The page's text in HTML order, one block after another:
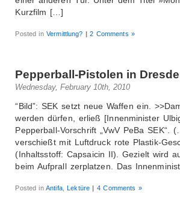
Kurzfilm […]
Posted inVermittlung? | 2 Comments »
Pepperball-Pistolen in
Wednesday, February 10th, 2010
“Bild”: SEK setzt neue Waffen ein.
werden dürfen, erließ [Innenminister
Pepperball-Vorschrift „VwV PeBa
verschießt mit Luftdruck rote Plastik-
(Inhaltsstoff: Capsaicin II). Gezielt wird
beim Aufprall zerplatzen. Das
Posted inAntifa,Lektüre | 4 Comments »